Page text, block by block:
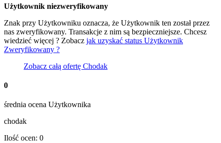
Użytkownik niezweryfikowany
Znak przy Użytkowniku oznacza, że Użytkownik ten został przez
nas zweryfikowany. Transakcje z nim są bezpieczniejsze. Chcesz
wiedzieć więcej ? Zobacz jak uzyskać status Użytkownik
Zweryfikowany ?
Zobacz całą ofertę Chodak
0
średnia ocena Użytkownika
chodak
Ilość ocen: 0